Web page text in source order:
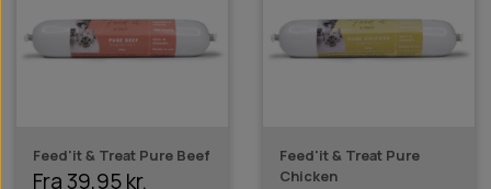
Feed'it & Treat Pure Beef
Fra 39,95 kr.
Feed'it & Treat Pure
Chicken